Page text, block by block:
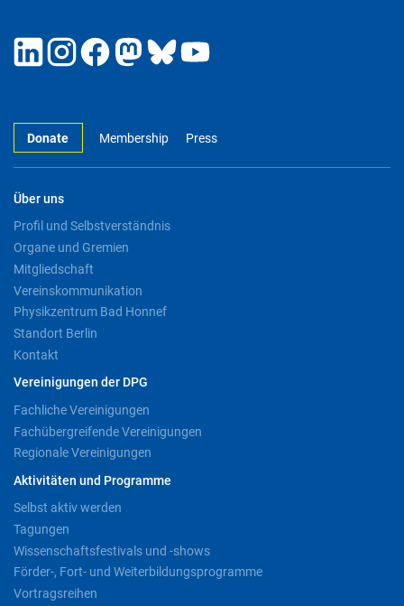
Donate Membership Press
Über uns
Profil und Selbstverständnis
Organe und Gremien
Mitgliedschaft
Vereinskommunikation
Physikzentrum Bad Honnef
Standort Berlin
Kontakt
Vereinigungen der DPG
Fachliche Vereinigungen
Fachübergreifende Vereinigungen
Regionale Vereinigungen
Aktivitäten und Programme
Selbst aktiv werden
Tagungen
Wissenschaftsfestivals und -shows
Förder-, Fort- und Weiterbildungsprogramme
Vortragsreihen